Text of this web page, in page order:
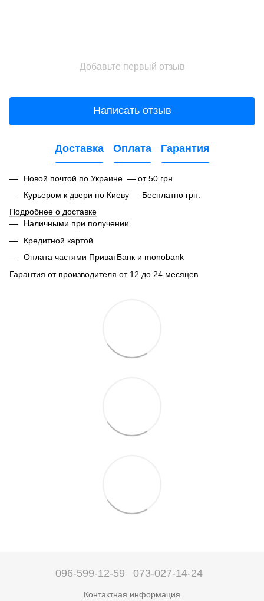
Добавьте первый отзыв
Написать отзыв
Доставка Оплата Гарантия
Новой почтой по Украине — от 50 грн.
Курьером к двери по Киеву — Бесплатно грн.
Подробнее о доставке
Наличными при получении
Кредитной картой
Оплата частями ПриватБанк и monobank
Гарантия от производителя от 12 до 24 месяцев
096-599-12-59 073-027-14-24
Контактная информация